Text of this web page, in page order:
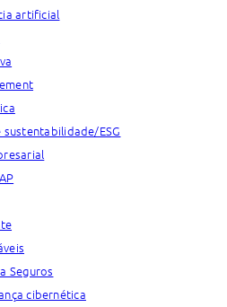
artificial
ESG
Seguros
cibernética